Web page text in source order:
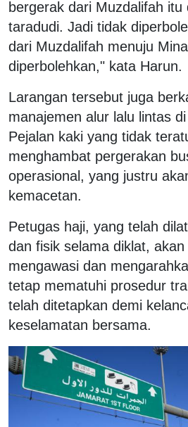
bergerak dari Muzdalifah
taradudi. Jadi tidak
dari Muzdalifah menuju
diperbolehkan," kata Harun.
Larangan tersebut juga
manajemen alur lalu lintas
Pejalan kaki yang tidak
menghambat pergerakan
operasional, yang justru
kemacetan.
Petugas haji, yang telah
dan fisik selama diklat,
mengawasi dan
tetap mematuhi prosedur
telah ditetapkan demi
keselamatan bersama.